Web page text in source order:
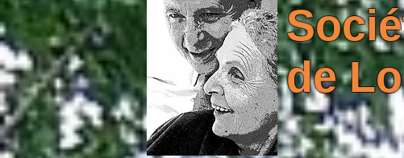
de